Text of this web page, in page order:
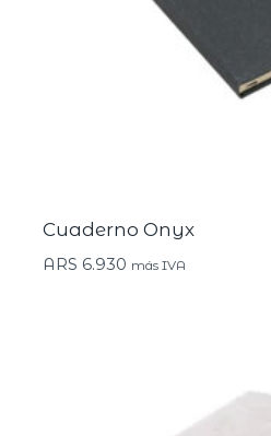
Cuaderno Onyx
ARS 6.930 más IVA